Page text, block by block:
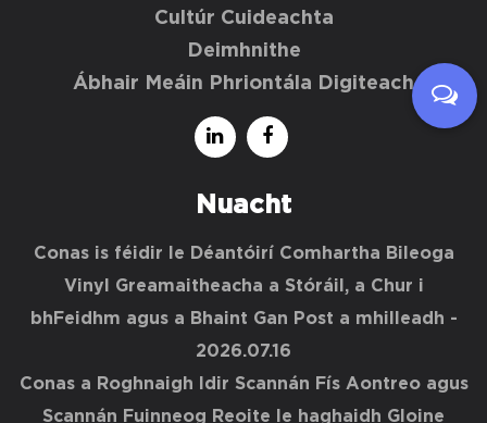
Cultúr Cuideachta
Deimhnithe
Ábhair Meáin Phriontála Digiteach
Nuacht
Conas is féidir le Déantóirí Comhartha Bileoga
Vinyl Greamaitheacha a Stóráil, a Chur i
bhFeidhm agus a Bhaint Gan Post a mhilleadh -
2026.07.16
Conas a Roghnaigh Idir Scannán Fís Aontreo agus
Scannán Fuinneog Reoite le haghaidh Gloine